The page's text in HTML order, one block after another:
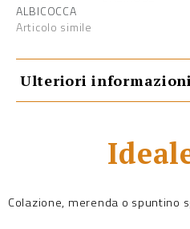
ALBICOCCA
Articolo simile
Ulteriori informazioni
Colazione, merenda o spuntino